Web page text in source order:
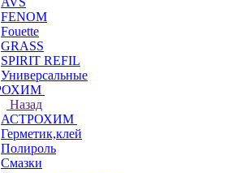
FENOM
Fouette
GRASS
SPIRIT REFIL
Универсальные
Назад
АСТРОХИМ
Герметик,клей
Полироль
Смазки